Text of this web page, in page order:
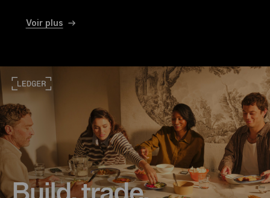
Voir plus